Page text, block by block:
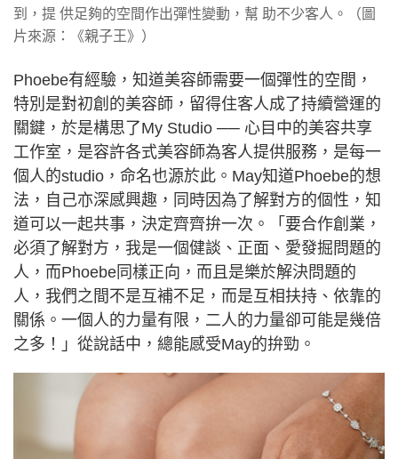
到，提 供足夠的空間作出彈性變動，幫 助不少客人。（圖
片來源：《親子王》）
Phoebe有經驗，知道美容師需要一個彈性的空間，
特別是對初創的美容師，留得住客人成了持續營運的
關鍵，於是構思了My Studio ── 心目中的美容共享
工作室，是容許各式美容師為客人提供服務，是每一
個人的studio，命名也源於此。May知道Phoebe的想
法，自己亦深感興趣，同時因為了解對方的個性，知
道可以一起共事，決定齊齊拚一次。「要合作創業，
必須了解對方，我是一個健談、正面、愛發掘問題的
人，而Phoebe同樣正向，而且是樂於解決問題的
人，我們之間不是互補不足，而是互相扶持、依靠的
關係。一個人的力量有限，二人的力量卻可能是幾倍
之多！」從說話中，總能感受May的拚勁。